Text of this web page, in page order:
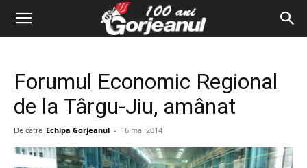
Forumul Economic Regional
de la Târgu-Jiu, amânat
De către Echipa Gorjeanul - 16 mai 2014